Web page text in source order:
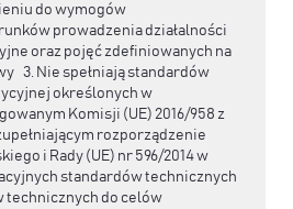
do wymogów
prowadzenia działalności
oraz pojęć zdefiniowanych na
3. Nie spełniają standardów
określonych w
Komisji (UE) 2016/958 z
rozporządzenie
i Rady (UE) nr 596/2014 w
standardów technicznych
technicznych do celów